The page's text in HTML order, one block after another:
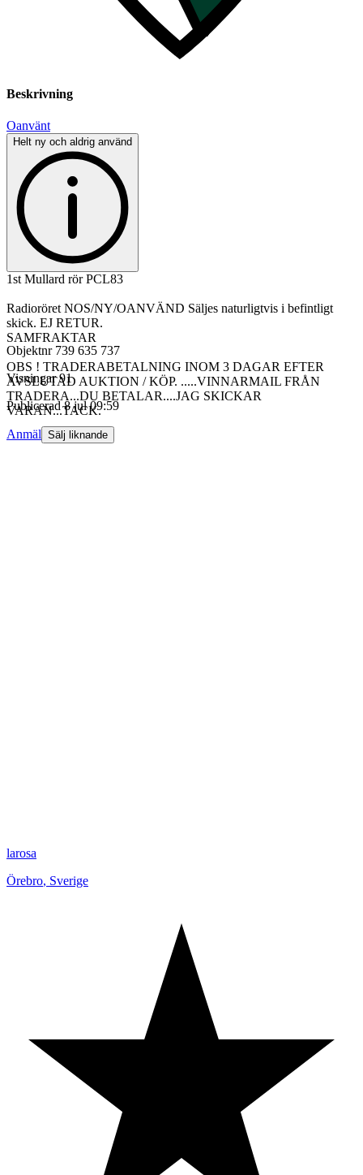
Beskrivning
Oanvänt
Helt ny och aldrig använd
1st Mullard rör PCL83
Radioröret NOS/NY/OANVÄND Säljes naturligtvis i befintligt
skick. EJ RETUR.
SAMFRAKTAR
OBS ! TRADERABETALNING INOM 3 DAGAR EFTER
AVSLUTAD AUKTION / KÖP. .....VINNARMAIL FRÅN
TRADERA...DU BETALAR....JAG SKICKAR
VARAN...TACK.
Objektnr 739 635 737
Visningar 91
Publicerad 8 jul 09:59
Anmäl Sälj liknande
larosa
Örebro, Sverige